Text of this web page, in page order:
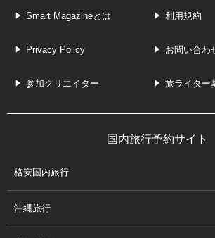
Smart Magazineとは 利用規約
Privacy Policy お問い合わ
参加クリエイター 旅ライター
国内旅行予約サイト
格安国内旅行
沖縄旅行